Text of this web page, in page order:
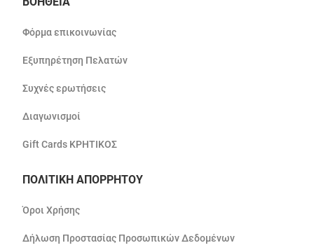
Φόρμα επικοινωνίας
Εξυπηρέτηση Πελατών
Συχνές ερωτήσεις
Διαγωνισμοί
Gift Cards ΚΡΗΤΙΚΟΣ
ΠΟΛΙΤΙΚΗ ΑΠΟΡΡΗΤΟΥ
Όροι Χρήσης
Δήλωση Προστασίας Προσωπικών Δεδομένων